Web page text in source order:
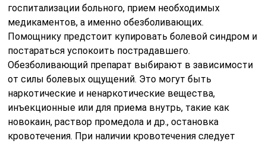
госпитализации больного, прием необходимых
медикаментов, а именно обезболивающих.
Помощнику предстоит купировать болевой синдром и
постараться успокоить пострадавшего.
Обезболивающий препарат выбирают в зависимости
от силы болевых ощущений. Это могут быть
наркотические и ненаркотические вещества,
инъекционные или для приема внутрь, такие как
новокаин, раствор промедола и др., остановка
кровотечения. При наличии кровотечения следует